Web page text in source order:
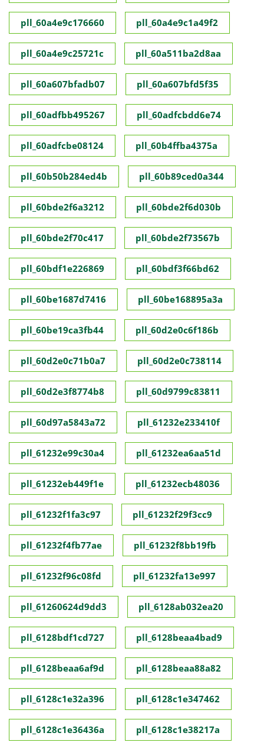
pll_60a4e9c176660 pll_60a4e9c1a49f2
pll_60a4e9c25721c pll_60a511ba2d8aa
pll_60a607bfadb07 pll_60a607bfd5f35
pll_60adfbb495267 pll_60adfcbdd6e74
pll_60adfcbe08124 pll_60b4ffba4375a
pll_60b50b284ed4b pll_60b89ced0a344
pll_60bde2f6a3212 pll_60bde2f6d030b
pll_60bde2f70c417 pll_60bde2f73567b
pll_60bdf1e226869 pll_60bdf3f66bd62
pll_60be1687d7416 pll_60be168895a3a
pll_60be19ca3fb44 pll_60d2e0c6f186b
pll_60d2e0c71b0a7 pll_60d2e0c738114
pll_60d2e3f8774b8 pll_60d9799c83811
pll_60d97a5843a72 pll_61232e233410f
pll_61232e99c30a4 pll_61232ea6aa51d
pll_61232eb449f1e pll_61232ecb48036
pll_61232f1fa3c97 pll_61232f29f3cc9
pll_61232f4fb77ae pll_61232f8bb19fb
pll_61232f96c08fd pll_61232fa13e997
pll_61260624d9dd3 pll_6128ab032ea20
pll_6128bdf1cd727 pll_6128beaa4bad9
pll_6128beaa6af9d pll_6128beaa88a82
pll_6128c1e32a396 pll_6128c1e347462
pll_6128c1e36436a pll_6128c1e38217a